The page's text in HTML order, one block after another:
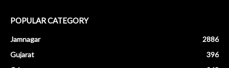
POPULAR CATEGORY
Jamnagar
2886
Gujarat
396